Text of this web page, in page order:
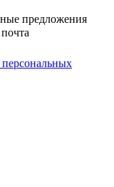
предложения
персональных